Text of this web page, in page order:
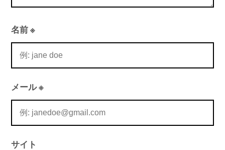
名前※
メール※
サイト